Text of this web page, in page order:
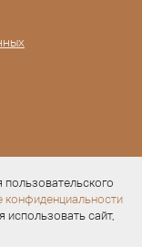
конфиденциальности
сайт,